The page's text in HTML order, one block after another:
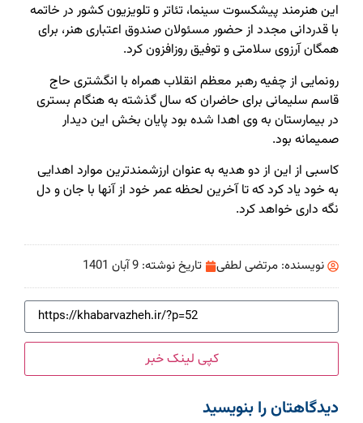
این هنرمند پیشکسوت سینما، تئاتر و تلویزیون کشور در خاتمه
با قدردانی مجدد از حضور مسئولان صندوق اعتباری هنر، برای
همگان آرزوی سلامتی و توفیق روزافزون کرد.
رونمایی از چفیه رهبر معظم انقلاب همراه با انگشتری حاج
قاسم سلیمانی برای حاضران که سال گذشته به هنگام بستری
در بیمارستان به وی اهدا شده بود پایان بخش این دیدار
صمیمانه بود.
کاسبی از این از دو هدیه به عنوان ارزشمندترین موارد اهدایی
به خود یاد کرد که تا آخرین لحظه عمر خود از آنها با جان و دل
نگه داری خواهد کرد.
نویسنده: مرتضی لطفی تاریخ نوشته: 9 آبان 1401
کپی لینک خبر
دیدگاهتان را بنویسید